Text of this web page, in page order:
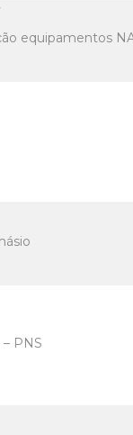
equipamentos
PNS